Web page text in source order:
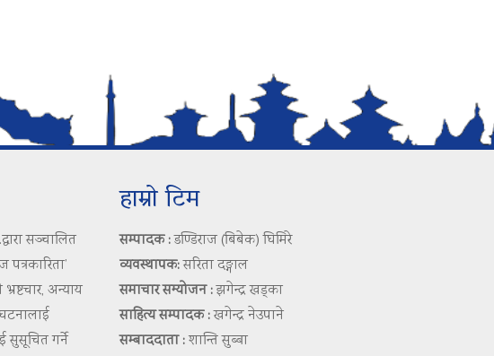
सञ्चालित
अन्याय
सुसूचित गर्ने
हाम्रो टिम
सम्पादक :डण्डिराज (बिबेक) घिमिरे
व्यवस्थापक:सरिता दङ्गाल
समाचार सम्योजन :झगेन्द्र खड्का
साहित्य सम्पादक :खगेन्द्र नेउपाने
सम्बाददाता :शान्ति सुब्बा